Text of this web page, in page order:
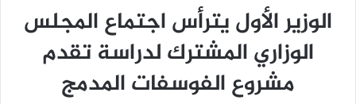
الوزير الأول يترأس اجتماع المجلس
الوزاري المشترك لدراسة تقدم
مشروع الفوسفات المدمج